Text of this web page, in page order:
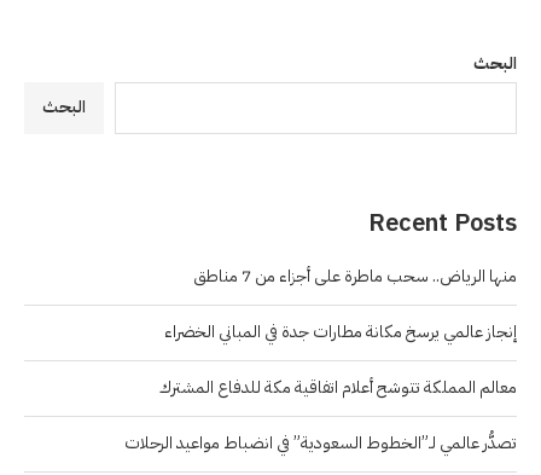
البحث
البحث
Recent Posts
منها الرياض.. سحب ماطرة على أجزاء من 7 مناطق
إنجاز عالمي يرسخ مكانة مطارات جدة في المباني الخضراء
معالم المملكة تتوشح أعلام اتفاقية مكة للدفاع المشترك
تصدُّر عالمي لـ”الخطوط السعودية” في انضباط مواعيد الرحلات